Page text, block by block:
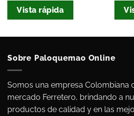
Vista rápida
Sobre Paloquemao Online
Somos una empresa Colombiana
mercado Ferretero, brindando a
productos de calidad y en las